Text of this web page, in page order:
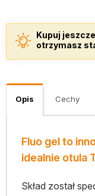
Kupuj
otrzymasz
Opis Cechy
Fluo gel to
idealnie otula
Skład został